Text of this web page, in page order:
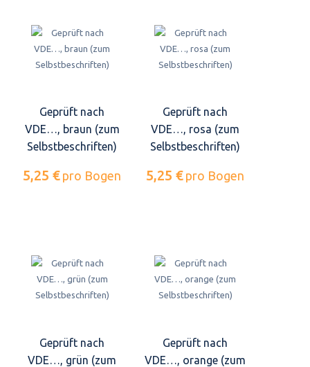
Geprüft nach
VDE…, braun (zum
Selbstbeschriften)
5,25 € pro Bogen
Geprüft nach
VDE…, rosa (zum
Selbstbeschriften)
5,25 € pro Bogen
Geprüft nach
VDE…, grün (zum
Geprüft nach
VDE…, orange (zum